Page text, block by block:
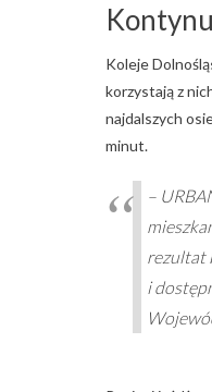
Koleje
korzystają z
najdalszych
minut.
–
rezultat
i